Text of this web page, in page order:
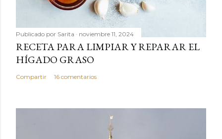
Publicado por Sarita noviembre 11, 2024
RECETA PARA LIMPIAR Y REPARAR EL
HÍGADO GRASO
Compartir 16 comentarios